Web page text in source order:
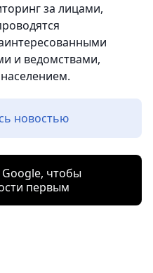
за лицами,
и ведомствами,
новостью
чтобы
первым